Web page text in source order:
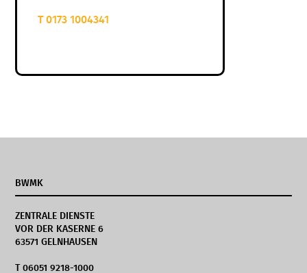
T 0173 1004341
BWMK
ZENTRALE DIENSTE
VOR DER KASERNE 6
63571 GELNHAUSEN
T 06051 9218-1000